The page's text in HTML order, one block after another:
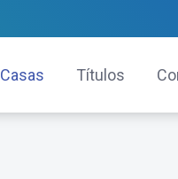
Casas Títulos